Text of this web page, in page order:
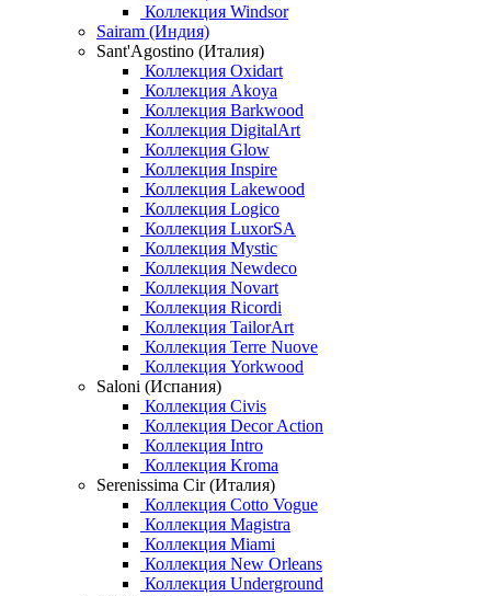
Коллекция Windsor
Sairam (Индия)
Sant'Agostino (Италия)
Коллекция Oxidart
Коллекция Akoya
Коллекция Barkwood
Коллекция DigitalArt
Коллекция Glow
Коллекция Inspire
Коллекция Lakewood
Коллекция Logico
Коллекция LuxorSA
Коллекция Mystic
Коллекция Newdeco
Коллекция Novart
Коллекция Ricordi
Коллекция TailorArt
Коллекция Terre Nuove
Коллекция Yorkwood
Saloni (Испания)
Коллекция Civis
Коллекция Decor Action
Коллекция Intro
Коллекция Kroma
Serenissima Cir (Италия)
Коллекция Cotto Vogue
Коллекция Magistra
Коллекция Miami
Коллекция New Orleans
Коллекция Underground